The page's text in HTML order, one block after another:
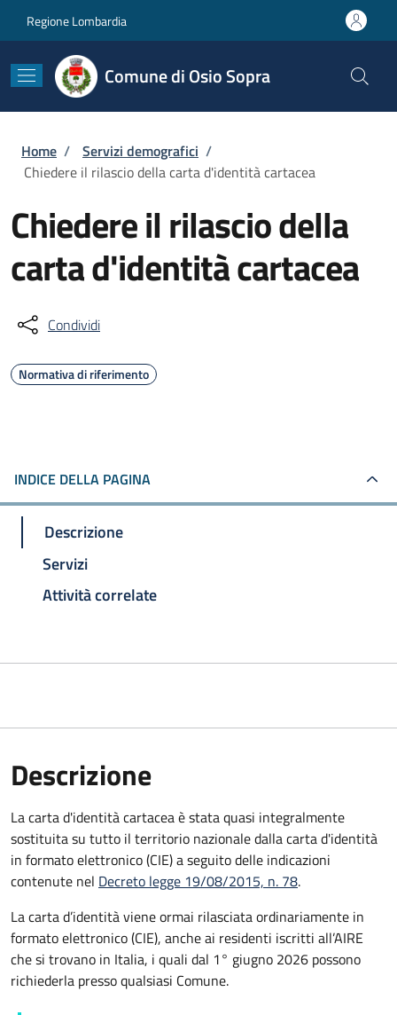
Regione Lombardia
Comune di Osio Sopra
Briciole di pane
Home / Servizi demografici /
Chiedere il rilascio della carta d'identità cartacea
Chiedere il rilascio della
carta d'identità cartacea
Condividi
Normativa di riferimento
INDICE DELLA PAGINA
Descrizione
Servizi
Attività correlate
Descrizione
La carta d'identità cartacea è stata quasi integralmente
sostituita su tutto il territorio nazionale dalla carta d'identità
in formato elettronico (CIE) a seguito delle indicazioni
contenute nel Decreto legge 19/08/2015, n. 78.
La carta d’identità viene ormai rilasciata ordinariamente in
formato elettronico (CIE), anche ai residenti iscritti all’AIRE
che si trovano in Italia, i quali dal 1° giugno 2026 possono
richiederla presso qualsiasi Comune.